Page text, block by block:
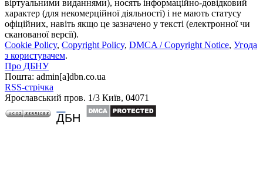
віртуальними виданнями), носять інформаційно-довідковий
характер (для некомерційної діяльності) і не мають статусу
офіційних, навіть якщо це зазначено у тексті (електронної чи
сканованої версії).
Cookie Policy, Copyright Policy, DMCA / Copyright Notice, Угода
з користувачем.
Про ДБНУ
Пошта: admin[а]dbn.co.ua
RSS-стрічка
Ярославський пров. 1/3 Київ, 04071